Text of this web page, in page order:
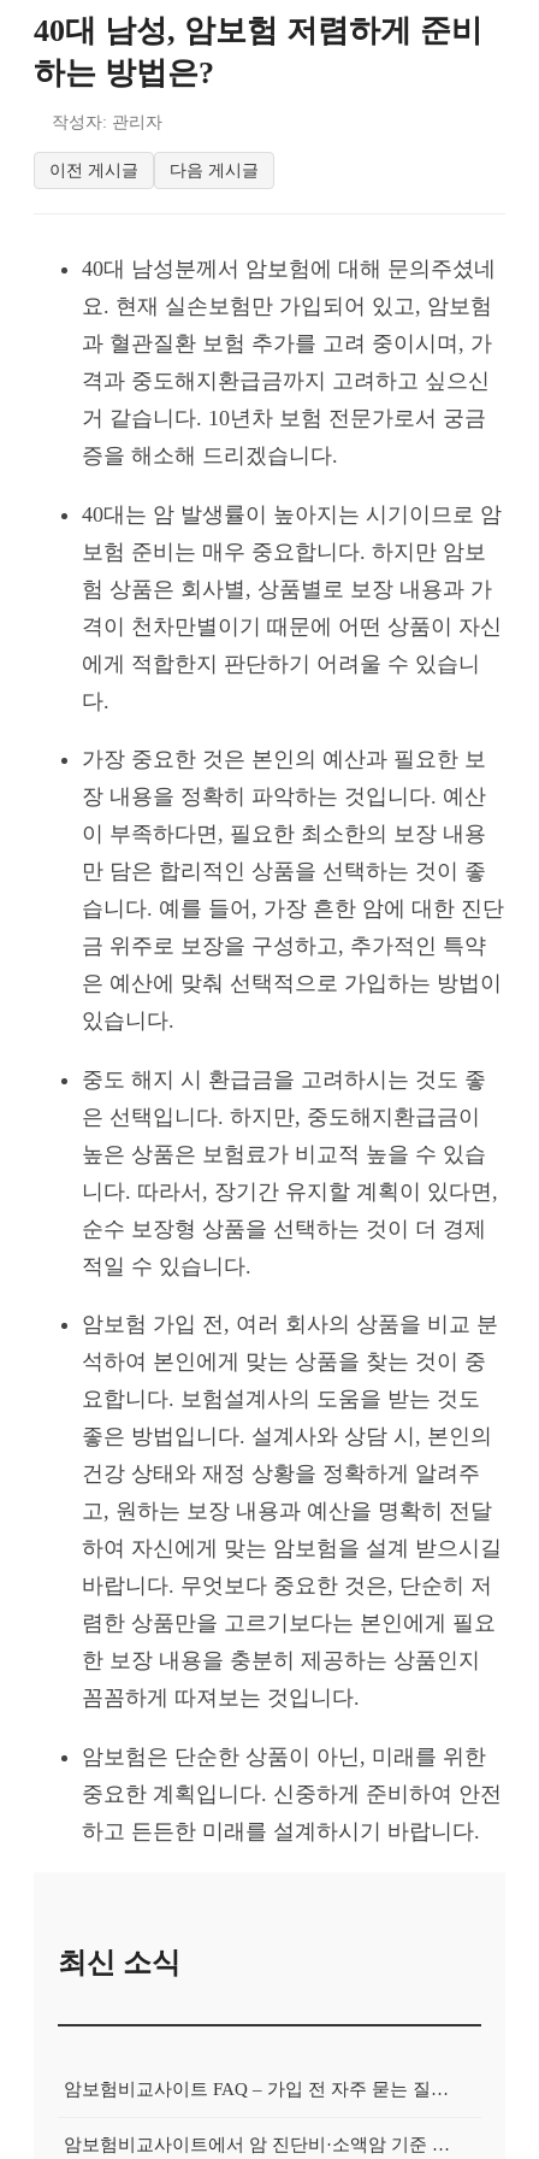
40대 남성, 암보험 저렴하게 준비
하는 방법은?
작성자: 관리자
이전 게시글 다음 게시글
40대 남성분께서 암보험에 대해 문의주셨네
요. 현재 실손보험만 가입되어 있고, 암보험
과 혈관질환 보험 추가를 고려 중이시며, 가
격과 중도해지환급금까지 고려하고 싶으신
거 같습니다. 10년차 보험 전문가로서 궁금
증을 해소해 드리겠습니다.
40대는 암 발생률이 높아지는 시기이므로 암
보험 준비는 매우 중요합니다. 하지만 암보
험 상품은 회사별, 상품별로 보장 내용과 가
격이 천차만별이기 때문에 어떤 상품이 자신
에게 적합한지 판단하기 어려울 수 있습니
다.
가장 중요한 것은 본인의 예산과 필요한 보
장 내용을 정확히 파악하는 것입니다. 예산
이 부족하다면, 필요한 최소한의 보장 내용
만 담은 합리적인 상품을 선택하는 것이 좋
습니다. 예를 들어, 가장 흔한 암에 대한 진단
금 위주로 보장을 구성하고, 추가적인 특약
은 예산에 맞춰 선택적으로 가입하는 방법이
있습니다.
중도 해지 시 환급금을 고려하시는 것도 좋
은 선택입니다. 하지만, 중도해지환급금이
높은 상품은 보험료가 비교적 높을 수 있습
니다. 따라서, 장기간 유지할 계획이 있다면,
순수 보장형 상품을 선택하는 것이 더 경제
적일 수 있습니다.
암보험 가입 전, 여러 회사의 상품을 비교 분
석하여 본인에게 맞는 상품을 찾는 것이 중
요합니다. 보험설계사의 도움을 받는 것도
좋은 방법입니다. 설계사와 상담 시, 본인의
건강 상태와 재정 상황을 정확하게 알려주
고, 원하는 보장 내용과 예산을 명확히 전달
하여 자신에게 맞는 암보험을 설계 받으시길
바랍니다. 무엇보다 중요한 것은, 단순히 저
렴한 상품만을 고르기보다는 본인에게 필요
한 보장 내용을 충분히 제공하는 상품인지
꼼꼼하게 따져보는 것입니다.
암보험은 단순한 상품이 아닌, 미래를 위한
중요한 계획입니다. 신중하게 준비하여 안전
하고 든든한 미래를 설계하시기 바랍니다.
최신 소식
암보험비교사이트 FAQ – 가입 전 자주 묻는 질문 정리
암보험비교사이트에서 암 진단비·소액암 기준 제대로 비교하기